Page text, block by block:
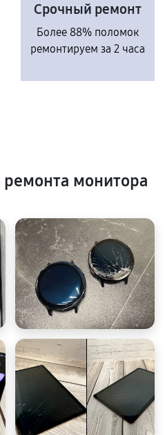
Срочный ремонт
Более 88% поломок
ремонтируем за 2 часа
монитора